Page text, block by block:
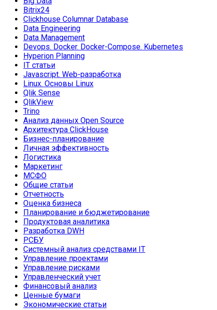
Bitrix24
Clickhouse Columnar Database
Data Engineering
Data Management
Devops. Docker. Docker-Compose. Kubernetes
Hyperion Planning
IT статьи
Javascript. Web-разработка
Linux. Основы Linux
Qlik Sense
QlikView
Trino
Анализ данных Open Source
Архитектура ClickHouse
Бизнес-планирование
Личная эффективность
Логистика
Маркетинг
МСФО
Общие статьи
Отчетность
Оценка бизнеса
Планирование и бюджетирование
Продуктовая аналитика
Разработка DWH
РСБУ
Системный анализ средствами IT
Управление проектами
Управление рисками
Управленческий учет
Финансовый анализ
Ценные бумаги
Экономические статьи